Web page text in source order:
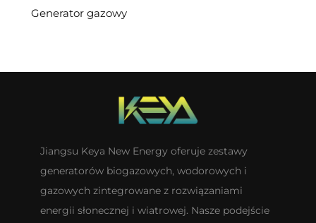
Generator gazowy
Jiangsu Keya New Energy oferuje zestawy
generatorów biogazowych, wodorowych i
gazowych zintegrowane z rozwiązaniami
energii słonecznej i wiatrowej. Nasze podejście